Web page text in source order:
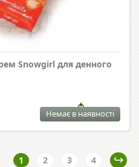
Snowgirl для денного
Немає в наявності
1 2 3 4